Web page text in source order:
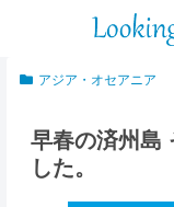
アジア・オセアニア
早春の済州島
した。